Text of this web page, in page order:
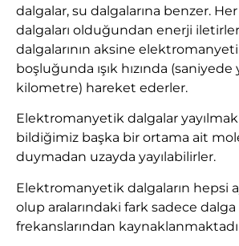
dalgalar, su dalgalarına benzer.
dalgaları olduğundan enerji
dalgalarının aksine
boşluğunda ışık hızında
kilometre) hareket ederler.
Elektromanyetik dalgalar
bildiğimiz başka bir ortama ait
duymadan uzayda yayılabilirler.
Elektromanyetik dalgaların hepsi
olup aralarındaki fark sadece dalga
frekanslarından